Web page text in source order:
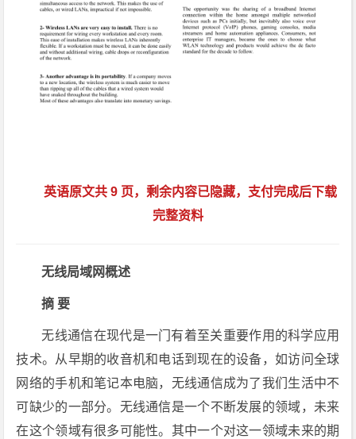
英语原文共 9 页，剩余内容已隐藏，支付完成后下载
完整资料
无线局域网概述
摘 要
无线通信在现代是一门有着至关重要作用的科学应用
技术。从早期的收音机和电话到现在的设备，如访问全球
网络的手机和笔记本电脑，无线通信成为了我们生活中不
可缺少的一部分。无线通信是一个不断发展的领域，未来
在这个领域有很多可能性。其中一个对这一领域未来的期